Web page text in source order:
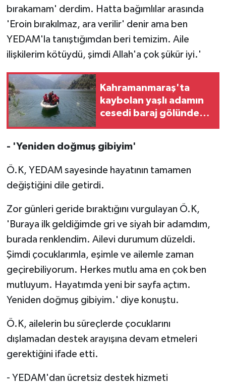
bırakamam' derdim. Hatta bağımlılar arasında
'Eroin bırakılmaz, ara verilir' denir ama ben
YEDAM'la tanıştığımdan beri temizim. Aile
ilişkilerim kötüydü, şimdi Allah'a çok şükür iyi.'
Kahramanmaraş'ta
kaybolan yaşlı adamın
cesedi baraj gölünde
- 'Yeniden doğmuş gibiyim'
Ö.K, YEDAM sayesinde hayatının tamamen
değiştiğini dile getirdi.
Zor günleri geride bıraktığını vurgulayan Ö.K,
'Buraya ilk geldiğimde gri ve siyah bir adamdım,
burada renklendim. Ailevi durumum düzeldi.
Şimdi çocuklarımla, eşimle ve ailemle zaman
geçirebiliyorum. Herkes mutlu ama en çok ben
mutluyum. Hayatımda yeni bir sayfa açtım.
Yeniden doğmuş gibiyim.' diye konuştu.
Ö.K, ailelerin bu süreçlerde çocuklarını
dışlamadan destek arayışına devam etmeleri
gerektiğini ifade etti.
- YEDAM'dan ücretsiz destek hizmeti